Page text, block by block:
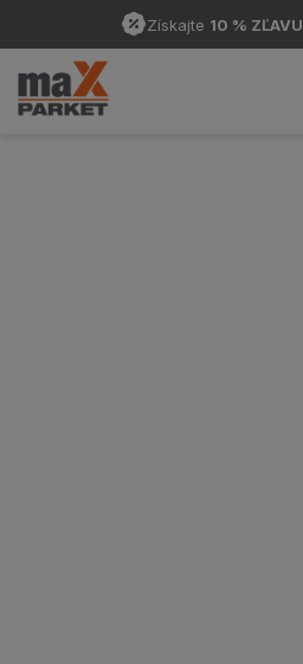
Získajte 10 % ZĽAVU